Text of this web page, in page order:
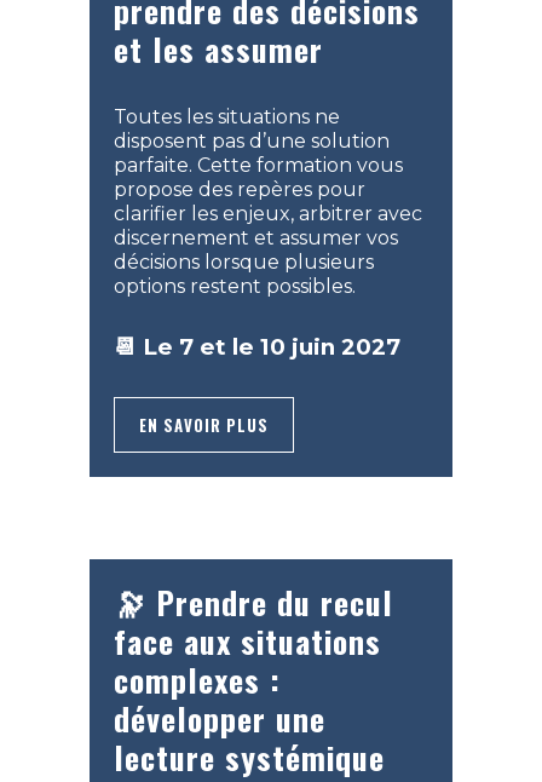
prendre des décisions
et les assumer
Toutes les situations ne
disposent pas d’une solution
parfaite. Cette formation vous
propose des repères pour
clarifier les enjeux, arbitrer avec
discernement et assumer vos
décisions lorsque plusieurs
options restent possibles.
📆 Le 7 et le 10 juin 2027
EN SAVOIR PLUS
🔭 Prendre du recul
face aux situations
complexes :
développer une
lecture systémique